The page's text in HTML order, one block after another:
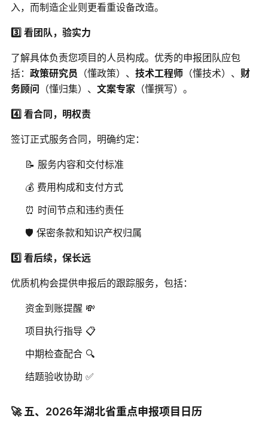
入，而制造企业则更看重设备改造。
3️⃣ 看团队，验实力
了解具体负责您项目的人员构成。优秀的申报团队应包
括： 政策研究员 （懂政策）、 技术工程师（懂技术）、 财
务顾问 （懂归集）、 文案专家 （懂撰写）。
4️⃣ 看合同，明权责
签订正式服务合同，明确约定：
📝 服务内容和交付标准
💰 费用构成和支付方式
⏰ 时间节点和违约责任
🛡️ 保密条款和知识产权归属
5️⃣ 看后续，保长远
优质机构会提供申报后的跟踪服务，包括：
资金到账提醒 💸
项目执行指导 📋
中期检查配合 🔍
结题验收协助 ✅
🚀 五、2026年湖北省重点申报项目日历